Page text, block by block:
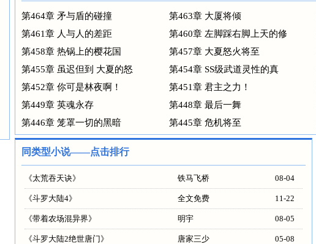
第464章 矛与盾的碰撞 第463章 大厦将倾
第461章 人与人的差距
第460章 左脚踩右脚上天的修
第458章 热锅上的樱花国
第457章 大夏怒火将至
第455章 虽迟但到 大夏的怒
第454章 SS级武道灵性的真
第452章 你可是林夜啊！
第451章 君主之力！
第449章 英魂永存
第448章 最后一舞
第446章 笼罩一切的黑暗
第445章 危机将至
同类型小说——点击排行
《太荒吞天诀》 铁马飞桥 08-04
《斗罗大陆4》 全文免费 11-22
《带着农场混异界》 明宇 08-05
《斗罗大陆2绝世唐门》 唐家三少 05-08